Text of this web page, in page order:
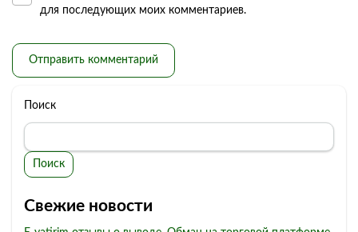
для последующих моих комментариев.
Поиск
Поиск
Свежие новости